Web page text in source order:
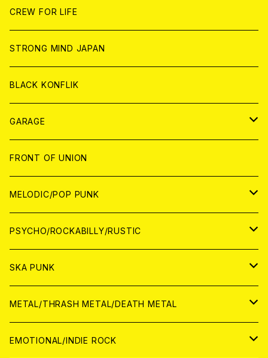
ANALOG
ANALOG
CD
ANALOG
CD
ANALOG
WORLD
CD
ANALOG
JAPAN
CD
ANALOG
WORLD
CD
ANALOG
CREW FOR LIFE
STRONG MIND JAPAN
BLACK KONFLIK
GARAGE
JAPAN
アナログ
CD
WORLD
アナログ
CD
FRONT OF UNION
MELODIC/POP PUNK
JAPAN
CD
ANALOG
WORLD
CD
ANALOG
PSYCHO/ROCKABILLY/RUSTIC
JAPAN
CD
ANALOG
WORLD
CD
SKA PUNK
JAPAN
CD
WORLD
METAL/THRASH METAL/DEATH METAL
JAPAN
EMOTIONAL/INDIE ROCK